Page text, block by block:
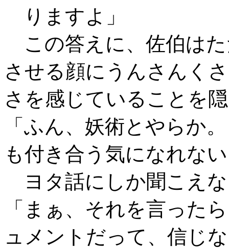
りますよ」
この答えに、佐伯は
させる顔にうんさんくさ
さを感じていることを
「ふん、妖術とやらか
も付き合う気になれない
ヨタ話にしか聞こえ
「まぁ、それを言った
ュメントだって、信じな